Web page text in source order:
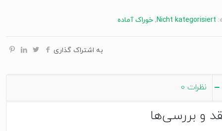
Nicht kategorisiert
, خوراک آماده
به اشتراک گذاری
نظرات 0
و بررسی‌ها